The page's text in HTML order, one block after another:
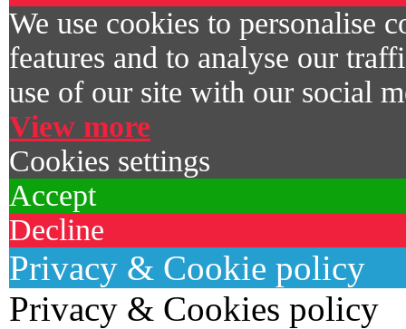
We use cookies to personalise
features and to analyse our
use of our site with our social
View more
Cookies settings
Accept
Decline
Privacy & Cookie policy
Privacy & Cookies policy